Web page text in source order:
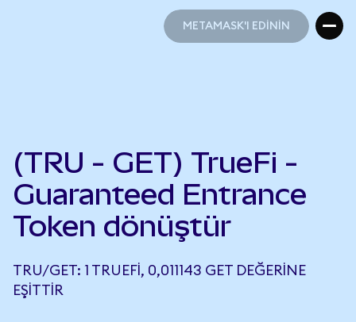
METAMASK'I EDİNİN
(TRU - GET) TrueFi -
Guaranteed Entrance
Token dönüştür
TRU/GET: 1 TRUEFI, 0,011143 GET DEĞERINE
EŞITTIR